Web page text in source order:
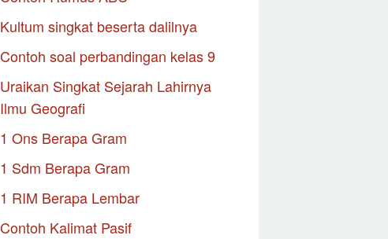
Kultum singkat beserta dalilnya
Contoh soal perbandingan kelas 9
Uraikan Singkat Sejarah Lahirnya
Ilmu Geografi
1 Ons Berapa Gram
1 Sdm Berapa Gram
1 RIM Berapa Lembar
Contoh Kalimat Pasif